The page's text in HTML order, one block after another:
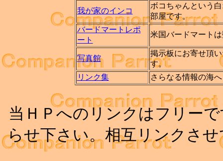
我が家のインコ
ボコちゃんという
部屋です。
バードマートレポ
ート
米国バードマート
写真館
掲示板にお寄せ頂
す。
リンク集
さらなる情報の海
当ＨＰへのリンクはフリー
らせ下さい。相互リンクさ